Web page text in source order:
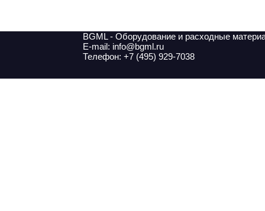
BGML - Оборудование и расходные
E-mail: info@bgml.ru
Телефон: +7 (495) 929-7038